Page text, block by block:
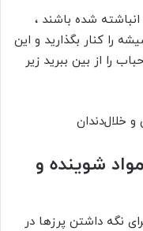
شده باشند ،
را کنار بگذارید و این
را از بین ببرید زیر
شوینده و
نگه داشتن پرزها در